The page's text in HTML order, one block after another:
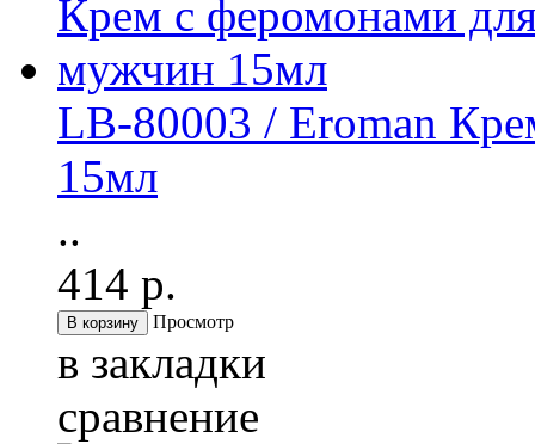
LB-80003 / Eroman
15мл
..
414 р.
Просмотр
в закладки
сравнение